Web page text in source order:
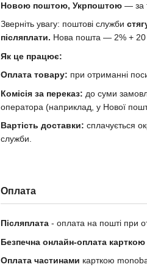
Новою поштою, Укрпоштою — за
Зверніть увагу: поштові служби
післяплати. Нова пошта — 2% + 20
Як це працює:
Оплата товару: при отриманні
Комісія за переказ: до суми
оператора (наприклад, у Нової
Вартість доставки:сплачується
служби.
Оплата
Післяплата - оплата на пошті при
Безпечна онлайн-оплата карткою
Оплата частинами карткою